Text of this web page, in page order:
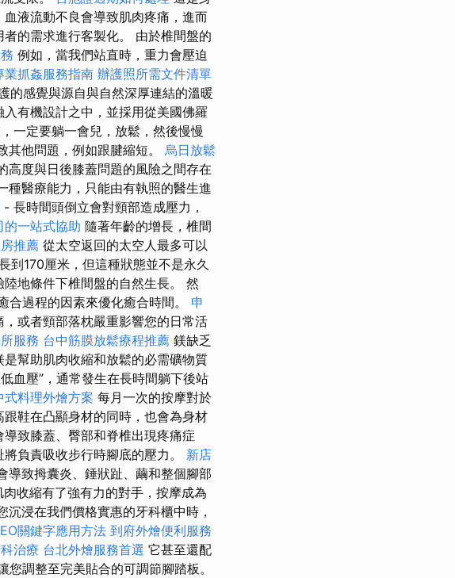
血液流動不良會導致肌肉疼痛，進而
的需求進行客製化。 由於椎間盤的
例如，當我們站直時，重力會壓迫
業抓姦服務指南 辦護照所需文件清單
的感覺與源自與自然深厚連結的溫暖
有機設計之中，並採用從美國佛羅
一定要躺一會兒，放鬆，然後慢慢
其他問題，例如跟腱縮短。 烏日放鬆
高度與日後膝蓋問題的風險之間存在
種醫療能力，只能由有執照的醫生進
- 長時間頭倒立會對頸部造成壓力，
的一站式協助 隨著年齡的增長，椎間
推薦 從太空返回的太空人最多可以
到170厘米，但這種狀態並不是永久
地條件下椎間盤的自然生長。 然
合過程的因素來優化癒合時間。 申
或者頸部落枕嚴重影響您的日常活
服務 台中筋膜放鬆療程推薦 鎂缺乏
是幫助肌肉收縮和放鬆的必需礦物質
血壓”，通常發生在長時間躺下後站
式料理外燴方案 每月一次的按摩對於
跟鞋在凸顯身材的同時，也會為身材
致膝蓋、臀部和脊椎出現疼痛症
負責吸收步行時腳底的壓力。 新店
導致拇囊炎、錘狀趾、繭和整個腳部
收縮有了強有力的對手，按摩成為
沉浸在我們價格實惠的牙科櫃中時，
關鍵字應用方法 到府外燴便利服務
治療 台北外燴服務首選 它甚至還配
調整至完美貼合的可調節腳踏板。